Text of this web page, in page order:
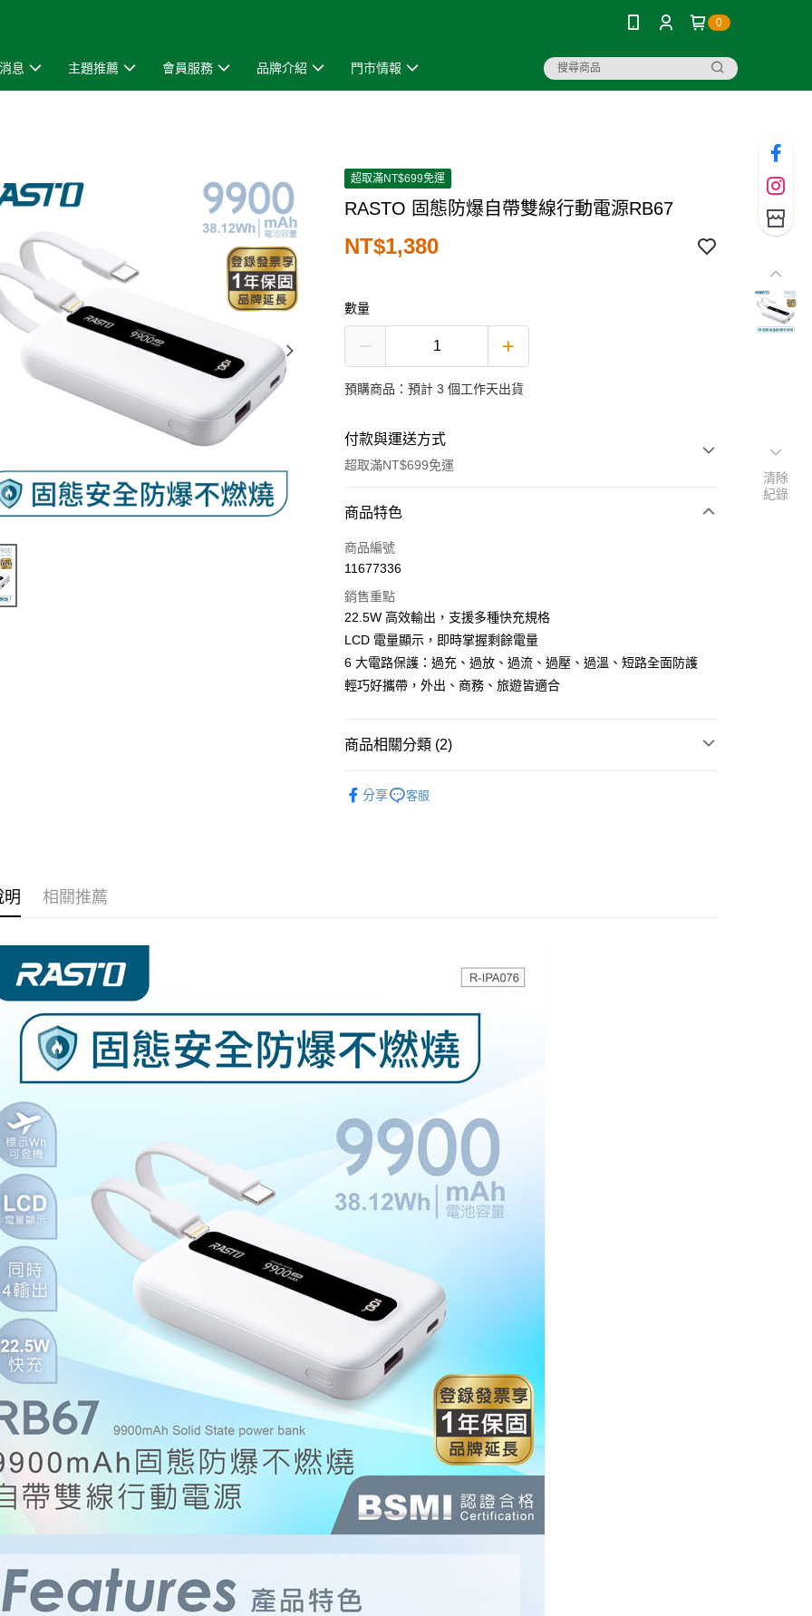
0
息 主題推薦 會員服務 品牌介紹 門市情報
超取滿NT$699免運
RASTO 固態防爆自帶雙線行動電源RB67
NT$1,380
數量
預購商品：預計 3 個工作天出貨
付款與運送方式
超取滿NT$699免運
付款方式
信用卡一次付款
LINE Pay
街口支付
悠遊付
AFTEE先享後付
【關於「AFTEE先享後付」】
AFTEE先享後付是「在收到商品之後才付款」的支付方式。 讓您購物簡單
３．收到繳費通知簡訊後14天內，點擊此簡訊中的連結，可透過四大超商
／ATM／網路銀行／等多元方式進行付款，方視為交易完成。
絡購買商品的店家。未經商家同意取消之訂單仍視為有效，需透過AFTEE
先享後付繳納相關費用。
※ 交易是否成功請以「AFTEE先享後付 」之結帳頁面顯示為準，若有關於
是否繳費成功／繳費後需取消欲退款等相關疑問，請聯繫「AFTEE先享後
付客戶支援中心」https://netprotections.freshdesk.com/support/home
１．透過由恩沛科技股份有限公司提供之「AFTEE先享後付」服務完成之
交易，需依本服務之必要範圍內提供個人資料，並將交易相關給付款項請
求債權轉讓予恩沛科技股份有限公司。
２．關於個人資料處理事宜，請瀏覽以下網址：
https://aftee.tw/terms/#terms3
３．未成年的使用者請事先徵得法定代理人或監護人之同意方可使用
４．使用「AFTEE先享後付」時，將依據個別帳號之用戶狀況，依本公司
即時審查核予不同之上限額度；若仍有額度不足之情形，本公司將視審查
結果請求用戶進行身份認證。
５．嚴禁一人註冊多個帳號或使用他人資訊註冊。若發現惡意使用之情
形，恩沛科技股份有限公司將有權停止該用戶之使用額度並採取法律行
ATM付款
每筆NT$60，滿NT$699(含以上)免運費
每筆NT$60，滿NT$699(含以上)免運費
付款後7-11取貨
宅配
每筆NT$80，滿NT$1,000(含以上)免運費
商品特色
商品編號
11677336
銷售重點
22.5W 高效輸出，支援多種快充規格
LCD 電量顯示，即時掌握剩餘電量
6 大電路保護：過充、過放、過流、過壓、過溫、短路全面防護
輕巧好攜帶，外出、商務、旅遊皆適合
商品相關分類 (2)
分享 客服
明 相關推薦
清除
紀錄